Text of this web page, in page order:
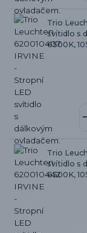
Trio
svítidlo s
6500K,
Trio
svítidlo s
6500K,